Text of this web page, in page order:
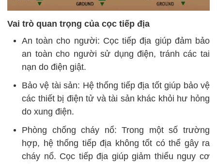
Vai trò quan trọng của cọc tiếp địa
An toàn cho người: Cọc tiếp địa giúp đảm bảo
an toàn cho người sử dụng điện, tránh các tai
nạn do điện giật.
Bảo vệ tài sản: Hệ thống tiếp địa tốt giúp bảo vệ
các thiết bị điện tử và tài sản khác khỏi hư hỏng
do xung điện.
Phòng chống cháy nổ: Trong một số trường
hợp, hệ thống tiếp địa không tốt có thể gây ra
cháy nổ. Cọc tiếp địa giúp giảm thiểu nguy cơ